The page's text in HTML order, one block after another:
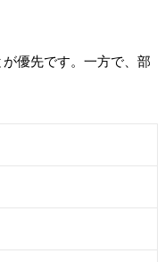
優先です。一方で、部